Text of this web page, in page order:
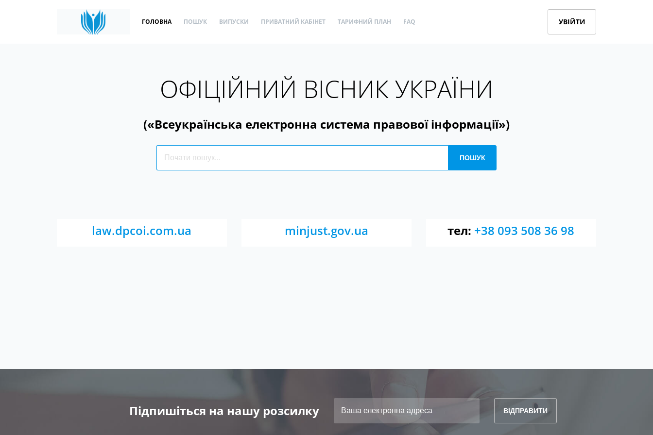
ГОЛОВНА ПОШУК ВИПУСКИ ПРИВАТНИЙ КАБІНЕТ ТАРИФНИЙ ПЛАН FAQ УВІЙТИ
ОФІЦІЙНИЙ ВІСНИК УКРАЇНИ
(«Всеукраїнська електронна система правової інформації»)
law.dpcoi.com.ua minjust.gov.ua тел: +38 093 508 36 98
Підпишіться на нашу розсилку